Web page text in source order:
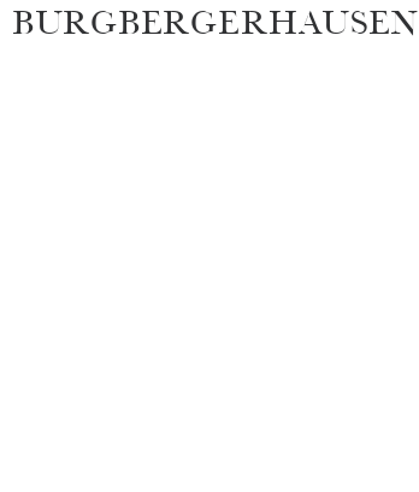
burgbergerhausen